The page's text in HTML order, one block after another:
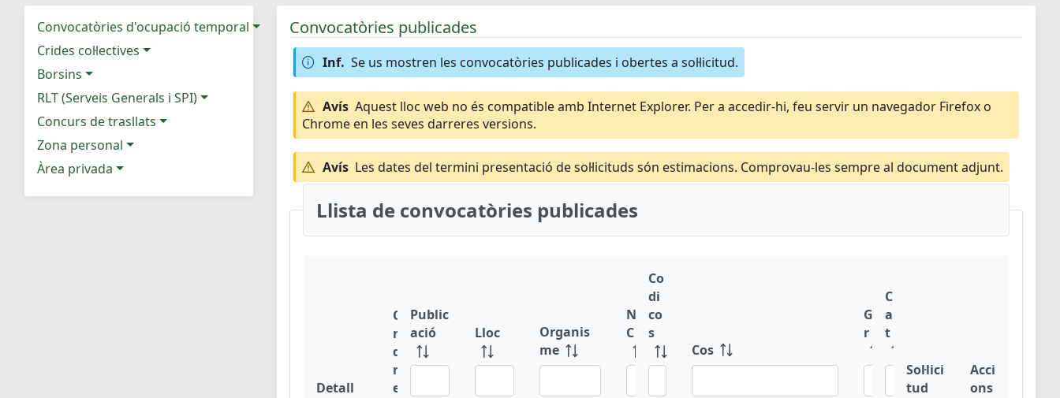
Convocatòries d'ocupació temporal
Crides col·lectives
Borsins
RLT (Serveis Generals i SPI)
Concurs de trasllats
Zona personal
Àrea privada
Convocatòries publicades
Inf. Se us mostren les convocatòries publicades i obertes a sol·licitud.
Avís Aquest lloc web no és compatible amb Internet Explorer. Per a accedir-hi, feu servir un navegador Firefox o
Chrome en les seves darreres versions.
Avís Les dates del termini presentació de sol·licituds són estimacions. Comprovau-les sempre al document adjunt.
Llista de convocatòries publicades
Detall
O
r
d
r
e
Public
ació
Lloc
Organis
me
N
C
Co
di
co
s
Cos
G
r
C
a
t
Sol·lici
tud
Acci
ons